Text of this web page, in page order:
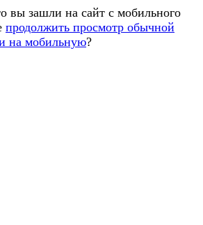
вы зашли на сайт с мобильного
продолжить просмотр обычной
на мобильную?